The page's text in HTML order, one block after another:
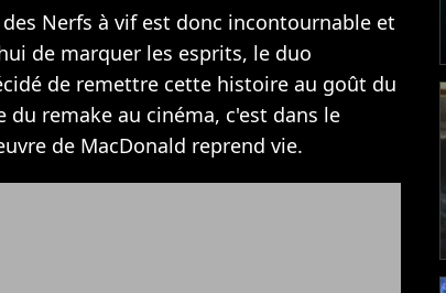
Nerfs à vif est donc incontournable et
de marquer les esprits, le duo
de remettre cette histoire au goût du
du remake au cinéma, c'est dans le
de MacDonald reprend vie.